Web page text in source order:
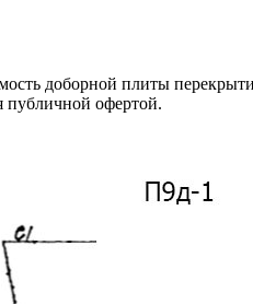
доборной плиты
публичной офертой.